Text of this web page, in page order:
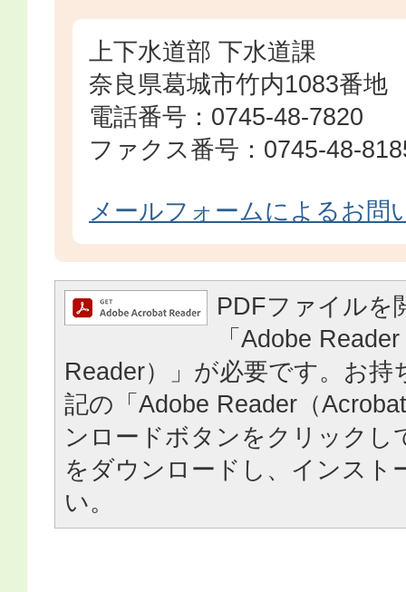
上下水道部 下水道課
奈良県葛城市竹内1083番地
電話番号：0745-48-7820
ファクス番号：0745-48-
メールフォームによるお問
PDFファイルを
「Adobe
Reader）」が必要です。お持
記の「Adobe Reader（
ンロードボタンをクリックし
をダウンロードし、インスト
い。